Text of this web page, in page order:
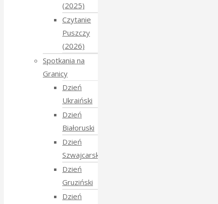
(2025)
Czytanie
Puszczy
(2026)
Spotkania na
Granicy
Dzień
Ukraiński
Dzień
Białoruski
Dzień
Szwajcarski
Dzień
Gruziński
Dzień